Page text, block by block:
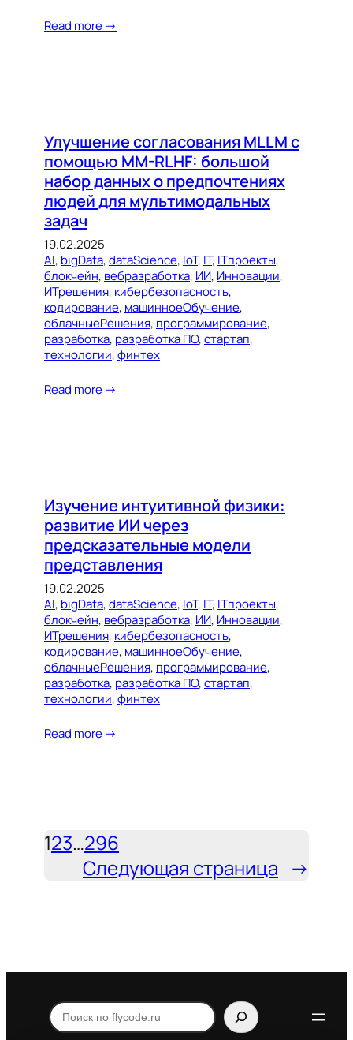
Read more →
Улучшение согласования MLLM с
помощью MM-RLHF: большой
набор данных о предпочтениях
людей для мультимодальных
задач
19.02.2025
AI, bigData, dataScience, IoT, IT, ITпроекты
блокчейн, вебразработка, ИИ, Инновации
ИТрешения, кибербезопасность
кодирование, машинноеОбучение
облачныеРешения, программирование
разработка, разработка ПО, стартап
технологии, финтех
Read more →
Изучение интуитивной физики:
развитие ИИ через
предсказательные модели
представления
19.02.2025
AI, bigData, dataScience, IoT, IT, ITпроекты
блокчейн, вебразработка, ИИ, Инновации
ИТрешения, кибербезопасность
кодирование, машинноеОбучение
облачныеРешения, программирование
разработка, разработка ПО, стартап
технологии, финтех
Read more →
123…296
Следующая страница →
Поиск
по